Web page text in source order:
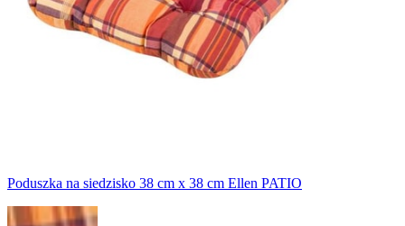
Poduszka na siedzisko 38 cm x 38 cm Ellen PATIO